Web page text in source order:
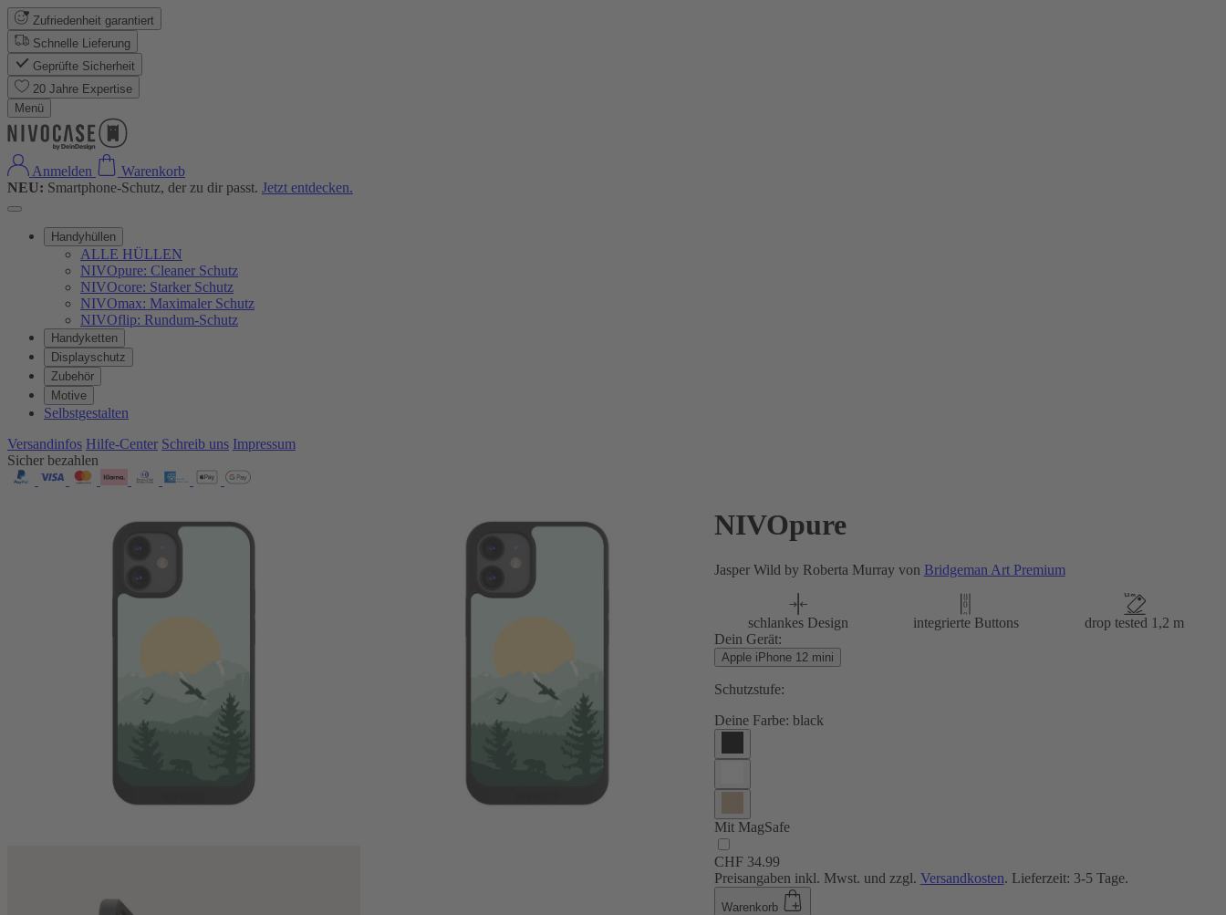
Zufriedenheit garantiert
Schnelle Lieferung
Geprüfte Sicherheit
20 Jahre Expertise
Menü
Anmelden
Warenkorb
NEU: Smartphone-Schutz, der zu dir passt. Jetzt entdecken.
Handyhüllen
ALLE HÜLLEN
NIVOpure: Cleaner Schutz
NIVOcore: Starker Schutz
NIVOmax: Maximaler Schutz
NIVOflip: Rundum-Schutz
Handyketten
Displayschutz
Zubehör
Motive
Selbstgestalten
Versandinfos Hilfe-Center Schreib uns Impressum
Sicher bezahlen
NIVOpure
Jasper Wild by Roberta Murray von Bridgeman Art Premium
schlankes Design integrierte Buttons
drop tested 1,2 m
Dein Gerät:
Apple iPhone 12 mini
Schutzstufe:
Deine Farbe: black
Mit MagSafe
CHF 34.99
Preisangaben inkl. Mwst. und zzgl. Versandkosten. Lieferzeit: 3-5 Tage.
Warenkorb